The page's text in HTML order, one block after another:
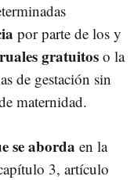
por parte de los y
gratuitos o la
de gestación sin
maternidad.
se aborda en la
3, artículo